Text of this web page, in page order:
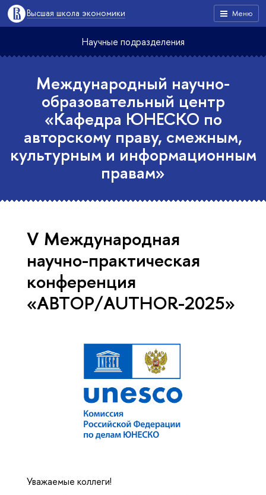
Меню
Высшая школа экономики
Научные подразделения
Международный научно-
образовательный центр
«Кафедра ЮНЕСКО по
авторскому праву, смежным,
культурным и информационным
правам»
V Международная
научно-практическая
конференция
«АВТОР/AUTHOR-2025»
Уважаемые коллеги!